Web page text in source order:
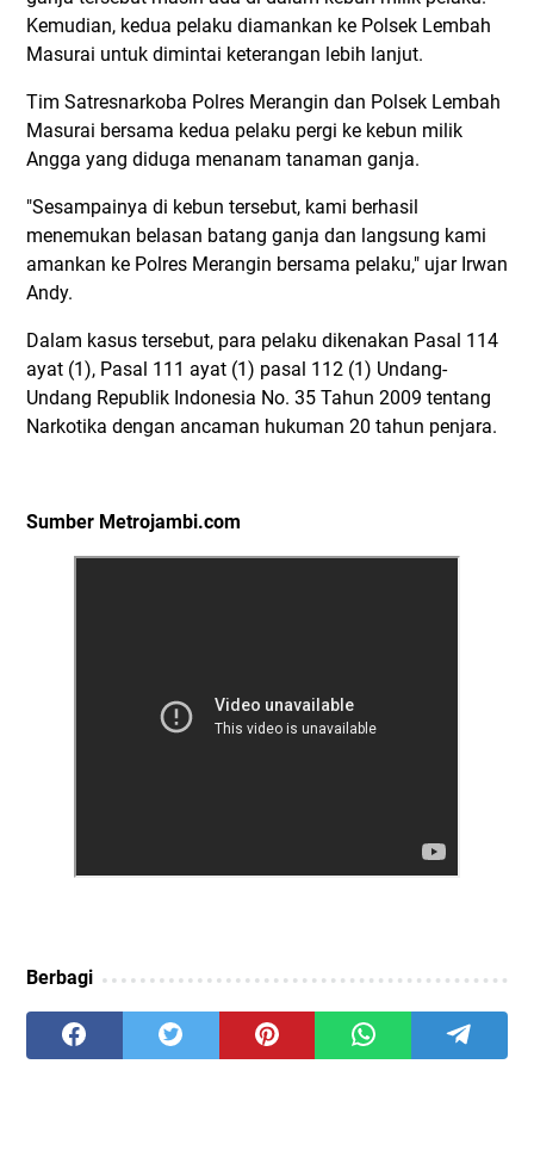
Kemudian, kedua pelaku diamankan ke Polsek Lembah
Masurai untuk dimintai keterangan lebih lanjut.
Tim Satresnarkoba Polres Merangin dan Polsek Lembah
Masurai bersama kedua pelaku pergi ke kebun milik
Angga yang diduga menanam tanaman ganja.
"Sesampainya di kebun tersebut, kami berhasil
menemukan belasan batang ganja dan langsung kami
amankan ke Polres Merangin bersama pelaku," ujar Irwan
Andy.
Dalam kasus tersebut, para pelaku dikenakan Pasal 114
ayat (1), Pasal 111 ayat (1) pasal 112 (1) Undang-
Undang Republik Indonesia No. 35 Tahun 2009 tentang
Narkotika dengan ancaman hukuman 20 tahun penjara.
Sumber Metrojambi.com
Berbagi